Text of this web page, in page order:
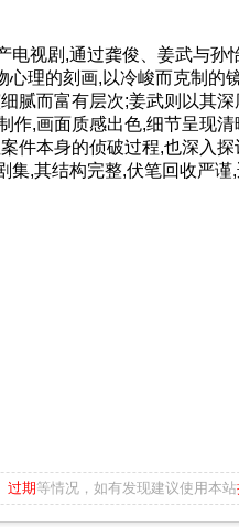
剧,通过龚俊、姜武与孙
理的刻画,以冷峻而克制的
腻而富有层次;姜武则以其
,画面质感出色,细节呈现
件本身的侦破过程,也深入
,其结构完整,伏笔回收严谨
过期等情况，如有发现建议使用本站